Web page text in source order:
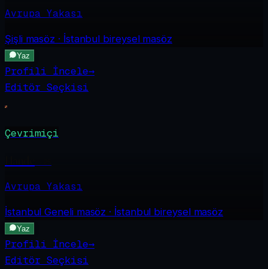
Avrupa Yakası
Şişlimasöz · İstanbul bireysel masöz
Yaz
Profili İncele→
Editör Seçkisi
Çevrimiçi
Avrupa Yakası
İstanbul Genelimasöz · İstanbul bireysel masöz
Yaz
Profili İncele→
Editör Seçkisi